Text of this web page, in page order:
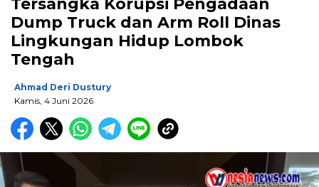
Tersangka Korupsi Pengadaan
Dump Truck dan Arm Roll Dinas
Lingkungan Hidup Lombok
Tengah
Ahmad Deri Dustury
Kamis, 4 Juni 2026